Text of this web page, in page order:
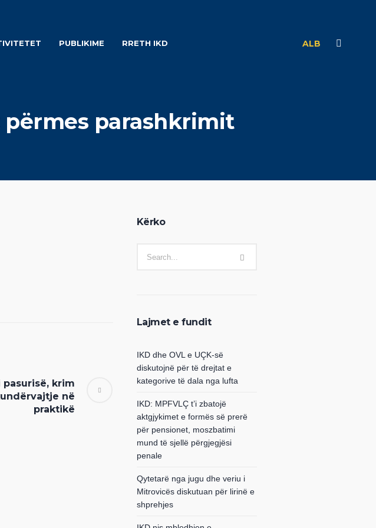
PUBLIKIME RRETH IKD ALB
parashkrimit
krim
në
praktikë
Kërko
Lajmet e fundit
IKD dhe OVL e UÇK-së
diskutojnë për të drejtat e
kategorive të dala nga lufta
IKD: MPFVLÇ t’i zbatojë
aktgjykimet e formës së prerë
për pensionet, moszbatimi
mund të sjellë përgjegjësi
penale
Qytetarë nga jugu dhe veriu i
Mitrovicës diskutuan për lirinë e
shprehjes